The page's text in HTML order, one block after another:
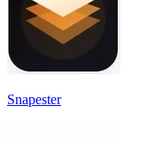
Snapester